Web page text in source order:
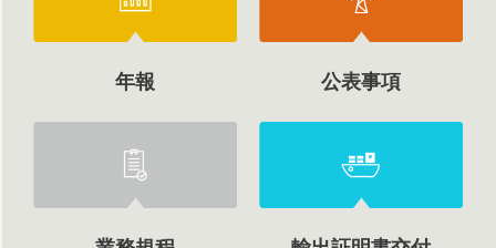
年報 公表事項